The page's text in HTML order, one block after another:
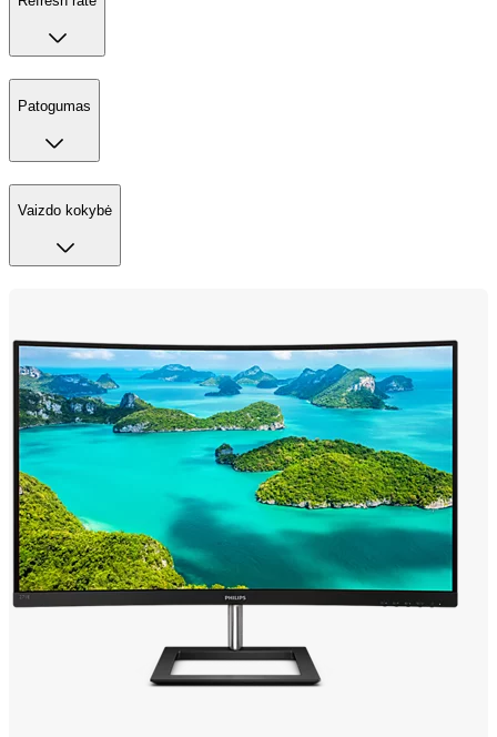
Patogumas
Vaizdo kokybė